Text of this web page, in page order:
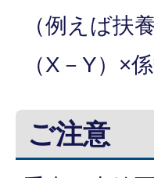
（例えば扶
（X－Y）×
ご注意